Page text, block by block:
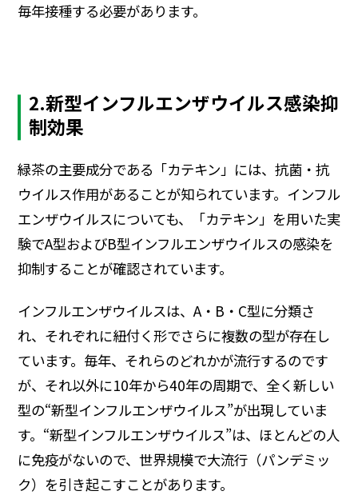
毎年接種する必要があります。
2.新型インフルエンザウイルス感染抑
制効果
緑茶の主要成分である「カテキン」には、抗菌・抗
ウイルス作用があることが知られています。インフル
エンザウイルスについても、「カテキン」を用いた実
験でA型およびB型インフルエンザウイルスの感染を
抑制することが確認されています。
インフルエンザウイルスは、A・B・C型に分類さ
れ、それぞれに紐付く形でさらに複数の型が存在し
ています。毎年、それらのどれかが流行するのです
が、それ以外に10年から40年の周期で、全く新しい
型の“新型インフルエンザウイルス”が出現していま
す。“新型インフルエンザウイルス”は、ほとんどの人
に免疫がないので、世界規模で大流行（パンデミッ
ク）を引き起こすことがあります。